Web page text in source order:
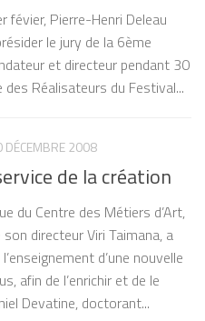
févier, Pierre-Henri Deleau
le jury de la 6ème
et directeur pendant 30
des Réalisateurs du Festival...
DÉCEMBRE 2008
de la création
du Centre des Métiers d’Art,
directeur Viri Taimana, a
d’une nouvelle
afin de l’enrichir et de le
Devatine, doctorant...